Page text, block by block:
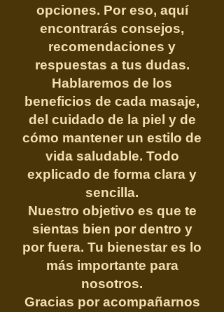
opciones. Por eso, aquí
encontrarás consejos,
recomendaciones y
respuestas a tus dudas.
Hablaremos de los
beneficios de cada masaje,
del cuidado de la piel y de
cómo mantener un estilo de
vida saludable. Todo
explicado de forma clara y
sencilla.
Nuestro objetivo es que te
sientas bien por dentro y
por fuera. Tu bienestar es lo
más importante para
nosotros.
Gracias por acompañarnos